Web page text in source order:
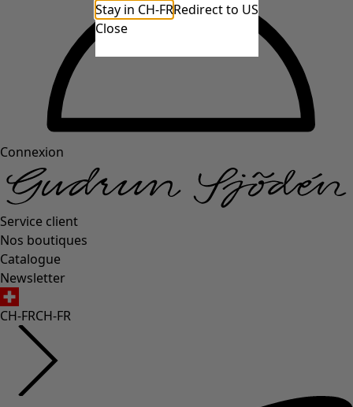
Connexion
Service client
Nos boutiques
Catalogue
Newsletter
CH-FRCH-FR
Stay in CH-FRRedirect to US
Close